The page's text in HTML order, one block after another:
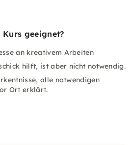
geeignet?
an kreativem Arbeiten
hilft, ist aber nicht notwendig.
alle notwendigen
Ort erklärt.